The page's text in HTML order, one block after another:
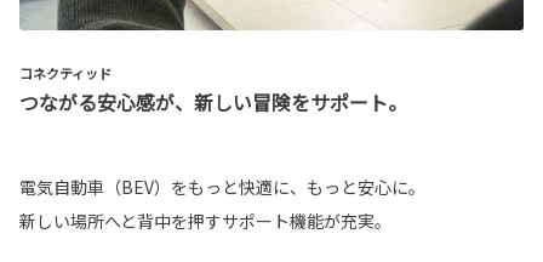
コネクティッド
つながる安心感が、新しい冒険をサポート。
電気自動車（BEV）をもっと快適に、もっと安心に。
新しい場所へと背中を押すサポート機能が充実。